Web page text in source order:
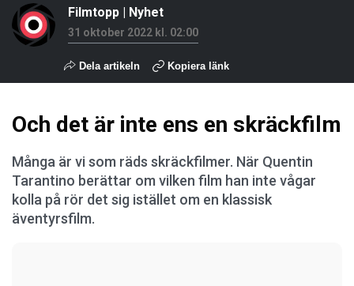
Filmtopp | Nyhet
31 oktober 2022 kl. 02:00
Dela artikeln Kopiera länk
Och det är inte ens en skräckfilm
Många är vi som räds skräckfilmer. När Quentin
Tarantino berättar om vilken film han inte vågar
kolla på rör det sig istället om en klassisk
äventyrsfilm.